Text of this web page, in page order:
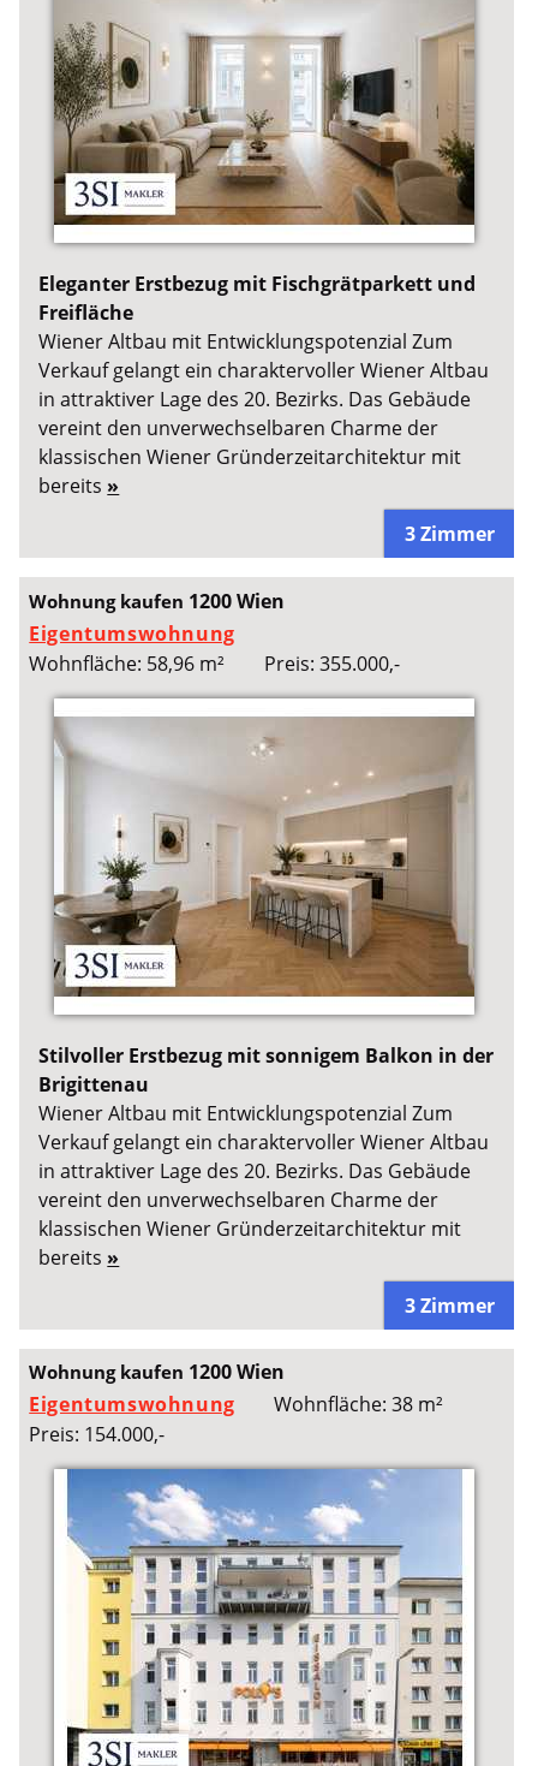
Eleganter Erstbezug mit Fischgrätparkett und
Freifläche
Wiener Altbau mit Entwicklungspotenzial Zum
Verkauf gelangt ein charaktervoller Wiener Altbau
in attraktiver Lage des 20. Bezirks. Das Gebäude
vereint den unverwechselbaren Charme der
klassischen Wiener Gründerzeitarchitektur mit
bereits »
3 Zimmer
Wohnung kaufen 1200 Wien
Eigentumswohnung
Wohnfläche: 58,96 m²
Preis: 355.000,-
Stilvoller Erstbezug mit sonnigem Balkon in der
Brigittenau
Wiener Altbau mit Entwicklungspotenzial Zum
Verkauf gelangt ein charaktervoller Wiener Altbau
in attraktiver Lage des 20. Bezirks. Das Gebäude
vereint den unverwechselbaren Charme der
klassischen Wiener Gründerzeitarchitektur mit
bereits »
3 Zimmer
Wohnung kaufen 1200 Wien
Eigentumswohnung
Wohnfläche: 38 m²
Preis: 154.000,-